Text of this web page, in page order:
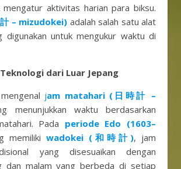
mengatur aktivitas harian para biksu.
– mizudokei) adalah salah satu alat
digunakan untuk mengukur waktu di
dari Luar Jepang
jam matahari (日時計 –
menunjukkan waktu berdasarkan
Pada periode Edo (1603–
memiliki wadokei (和時計), jam
yang disesuaikan dengan
dan malam yang berbeda di setiap